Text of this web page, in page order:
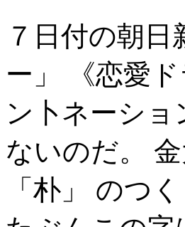
７日付の朝
ー」 《恋愛
ン卜ネーシ
ないのだ。
「朴」 のつ